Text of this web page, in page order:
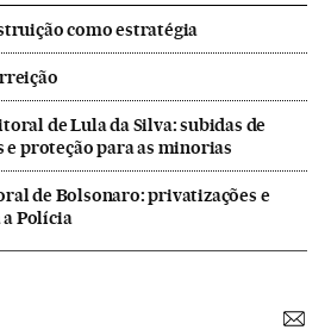
como estratégia
de Lula da Silva: subidas de
proteção para as minorias
de Bolsonaro: privatizações e
Polícia